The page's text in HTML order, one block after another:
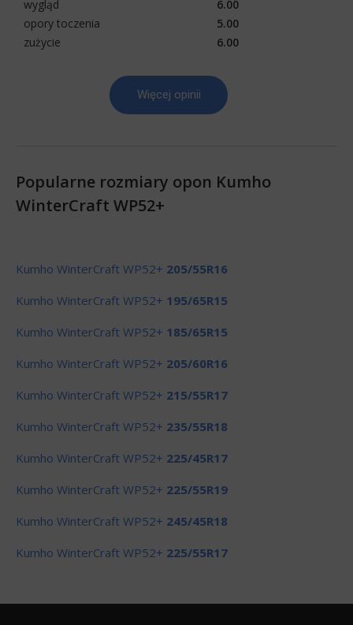
wygląd
6.00
opory toczenia
5.00
zużycie
6.00
Więcej opinii
Popularne rozmiary opon Kumho
WinterCraft WP52+
Kumho WinterCraft WP52+ 205/55R16
Kumho WinterCraft WP52+ 195/65R15
Kumho WinterCraft WP52+ 185/65R15
Kumho WinterCraft WP52+ 205/60R16
Kumho WinterCraft WP52+ 215/55R17
Kumho WinterCraft WP52+ 235/55R18
Kumho WinterCraft WP52+ 225/45R17
Kumho WinterCraft WP52+ 225/55R19
Kumho WinterCraft WP52+ 245/45R18
Kumho WinterCraft WP52+ 225/55R17